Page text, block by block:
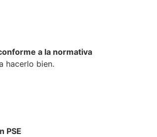
a la normativa
hacerlo bien.
PSE